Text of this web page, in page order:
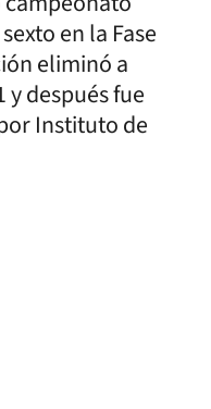
en la Fase
eliminó a
y después fue
Instituto de